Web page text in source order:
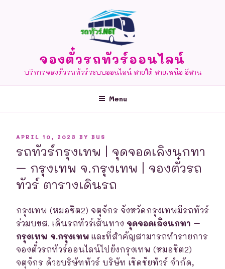
จองตั๋วรถทัวร์ออนไลน์
บริการจองตั๋วรถทัวร์ระบบออนไลน์ สายใต้ สายเหนือ อีสาน
Menu
POSTED
APRIL 10, 2023 BY BUS
รถทัวร์กรุงเทพ | จุดจอดเลิงนกทา
– กรุงเทพ จ.กรุงเทพ | จองตั๋วรถ
ทัวร์ ตารางเดินรถ
กรุงเทพ (หมอชิต2) จตุจักร จังหวัดกรุงเทพมีรถทัวร์
ร่วมบขส. เดินรถทัวร์เส้นทาง จุดจอดเลิงนกทา –
กรุงเทพ จ.กรุงเทพ และที่สำคัญสามารถทำรายการ
จองตั๋วรถทัวร์ออนไลน์ไปยังกรุงเทพ (หมอชิต2)
จตุจักร ด้วยบริษัททัวร์ บริษัท เชิดชัยทัวร์ จำกัด,